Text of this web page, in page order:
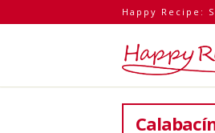
Happy Recipe: